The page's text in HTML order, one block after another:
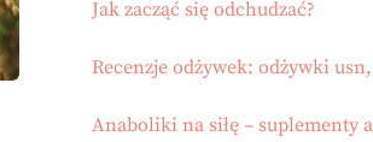
Jak zacząć się odchudzać?
Recenzje odżywek: odżywki
Anaboliki na siłę – suplementy